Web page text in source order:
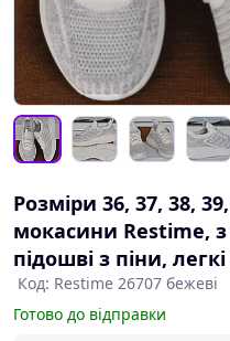
Розміри 36, 37, 38,
мокасини Restime,
підошві з піни,
Код: Restime 26707 бежеві
Готово до відправки